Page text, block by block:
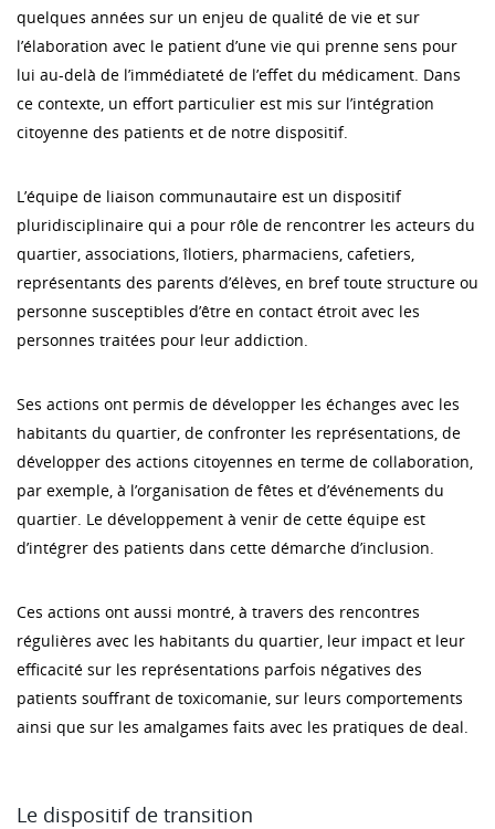
quelques années sur un enjeu de qualité de vie et sur
l’élaboration avec le patient d’une vie qui prenne sens pour
lui au-delà de l’immédiateté de l’effet du médicament. Dans
ce contexte, un effort particulier est mis sur l’intégration
citoyenne des patients et de notre dispositif.
L’équipe de liaison communautaire est un dispositif
pluridisciplinaire qui a pour rôle de rencontrer les acteurs du
quartier, associations, îlotiers, pharmaciens, cafetiers,
représentants des parents d’élèves, en bref toute structure ou
personne susceptibles d’être en contact étroit avec les
personnes traitées pour leur addiction.
Ses actions ont permis de développer les échanges avec les
habitants du quartier, de confronter les représentations, de
développer des actions citoyennes en terme de collaboration,
par exemple, à l’organisation de fêtes et d’événements du
quartier. Le développement à venir de cette équipe est
d’intégrer des patients dans cette démarche d’inclusion.
Ces actions ont aussi montré, à travers des rencontres
régulières avec les habitants du quartier, leur impact et leur
efficacité sur les représentations parfois négatives des
patients souffrant de toxicomanie, sur leurs comportements
ainsi que sur les amalgames faits avec les pratiques de deal.
Le dispositif de transition